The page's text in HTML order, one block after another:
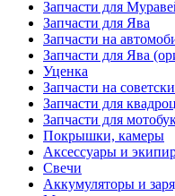
Запчасти для
Запчасти для Ява
Запчасти на
Запчасти для Ява
Уценка
Запчасти на
Запчасти для
Запчасти для
Покрышки, камеры
Аксессуары и
Свечи
Аккумуляторы и